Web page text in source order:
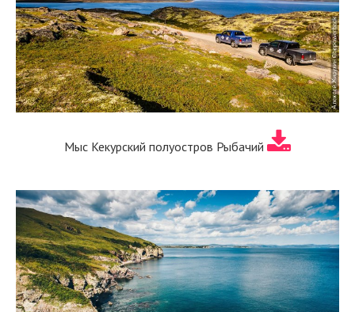
Мыс Кекурский полуостров Рыбачий